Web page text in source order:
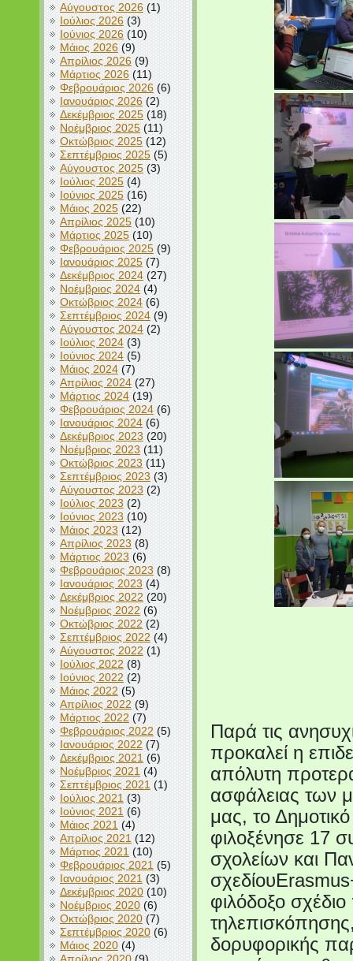
Αύγουστος 2026(1)
Ιούλιος 2026(3)
Ιούνιος 2026(10)
Μάιος 2026(9)
Απρίλιος 2026(9)
Μάρτιος 2026(11)
Φεβρουάριος 2026(6)
Ιανουάριος 2026(2)
Δεκέμβριος 2025(18)
Νοέμβριος 2025(11)
Οκτώβριος 2025(12)
Σεπτέμβριος 2025(5)
Αύγουστος 2025(3)
Ιούλιος 2025(4)
Ιούνιος 2025(16)
Μάιος 2025(22)
Απρίλιος 2025(10)
Μάρτιος 2025(10)
Φεβρουάριος 2025(9)
Ιανουάριος 2025(7)
Δεκέμβριος 2024(27)
Νοέμβριος 2024(4)
Οκτώβριος 2024(6)
Σεπτέμβριος 2024(9)
Αύγουστος 2024(2)
Ιούλιος 2024(3)
Ιούνιος 2024(5)
Μάιος 2024(7)
Απρίλιος 2024(27)
Μάρτιος 2024(19)
Φεβρουάριος 2024(6)
Ιανουάριος 2024(6)
Δεκέμβριος 2023 (20)
Νοέμβριος 2023 (11)
Οκτώβριος 2023(11)
Σεπτέμβριος 2023 (3)
Αύγουστος 2023 (2)
Ιούλιος 2023(2)
Ιούνιος 2023(10)
Μάιος 2023 (12)
Απρίλιος 2023 (8)
Μάρτιος 2023 (6)
Φεβρουάριος 2023(8)
Ιανουάριος 2023 (4)
Δεκέμβριος 2022 (20)
Νοέμβριος 2022 (6)
Οκτώβριος 2022 (2)
Σεπτέμβριος 2022 (4)
Αύγουστος 2022 (1)
Ιούλιος 2022 (8)
Ιούνιος 2022 (2)
Μάιος 2022 (5)
Απρίλιος 2022 (9)
Μάρτιος 2022 (7)
Φεβρουάριος 2022 (5)
Ιανουάριος 2022 (7)
Δεκέμβριος 2021 (6)
Νοέμβριος 2021 (4)
Σεπτέμβριος 2021 (1)
Ιούλιος 2021 (3)
Ιούνιος 2021 (6)
Μάιος 2021 (4)
Απρίλιος 2021 (12)
Μάρτιος 2021 (10)
Φεβρουάριος 2021 (5)
Ιανουάριος 2021 (3)
Δεκέμβριος 2020(10)
Νοέμβριος 2020(6)
Οκτώβριος 2020(7)
Σεπτέμβριος 2020(6)
Μάιος 2020(4)
Παρά τις
προκαλεί η
απόλυτη
ασφάλειας των
μας, το
φιλοξένησε 17
σχολείων και
φιλόδοξο
δορυφορικής